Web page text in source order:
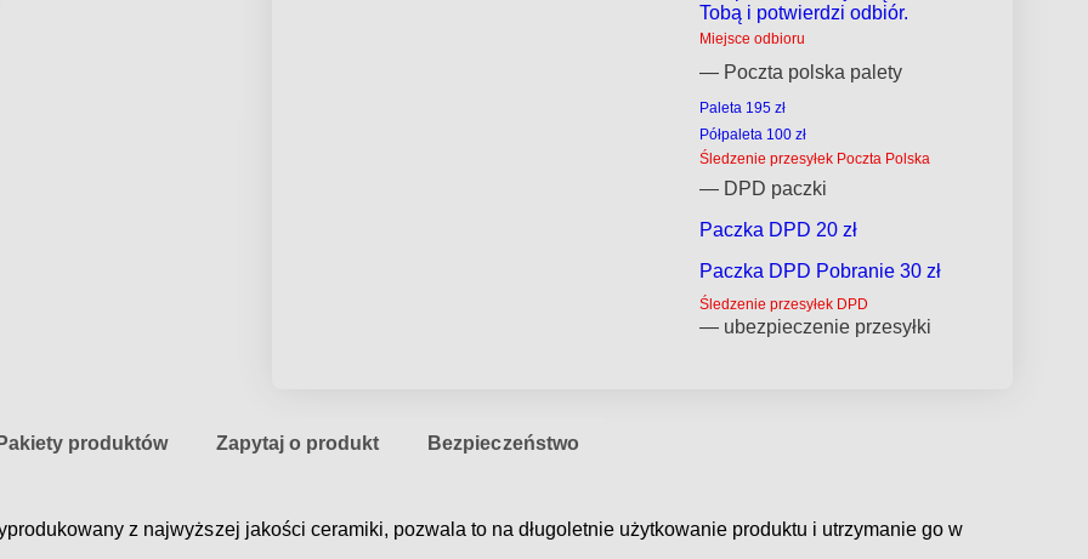
Tobą i potwierdzi odbiór.
Miejsce odbioru
— Poczta polska palety
Paleta 195 zł
Półpaleta 100 zł
Śledzenie przesyłek Poczta Polska
— DPD paczki
Paczka DPD 20 zł
Paczka DPD Pobranie 30 zł
Śledzenie przesyłek DPD
— ubezpieczenie przesyłki
Pakiety produktów Zapytaj o produkt Bezpieczeństwo
z najwyższej jakości ceramiki, pozwala to na długoletnie użytkowanie produktu i utrzymanie go w